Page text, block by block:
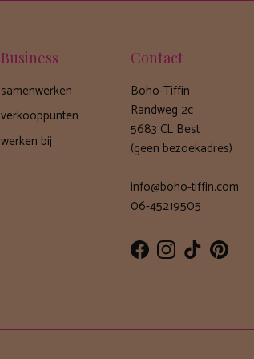
Business
samenwerken
verkooppunten
werken bij
Contact
Boho-Tiffin
Randweg 2c
5683 CL Best
(geen bezoekadres)
info@boho-tiffin.com
06-45219505
FacebookInstagram
TikTokPinterest